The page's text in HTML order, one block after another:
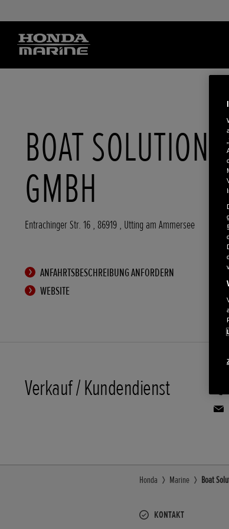
BOAT SOLUTIONS
GMBH
Entrachinger Str. 16 , 86919 , Utting am Ammersee
ANFAHRTSBESCHREIBUNG ANFORDERN
WEBSITE
Verkauf / Kundendienst
Honda Marine Boat
KONTAKT